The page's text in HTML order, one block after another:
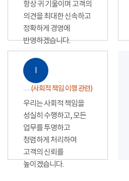
항상 귀 기울이며 고객의
의견을 최대한 신속하고
정확하게 경영에
반영하겠습니다.
Ⅰ
(사회적 책임 이행 관련)
우리는 사회적 책임을
성실히 수행하고, 모든
업무를 투명하고
청렴하게 처리하여
고객의 신뢰를
높이겠습니다.